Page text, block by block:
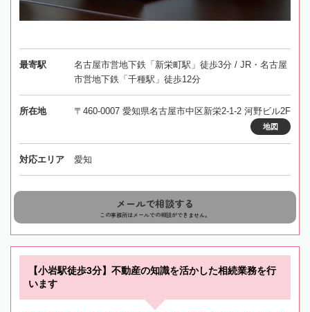
最寄駅
名古屋市営地下鉄「新栄町駅」徒歩3分 / JR・名古屋
市営地下鉄「千種駅」徒歩12分
所在地 〒460-0007 愛知県名古屋市中区新栄2-1-2 河野ビル2F
地図
対応エリア 愛知
メールで相談する
この事務所はメールでの相談ができません。
【小岩駅徒歩3分】不動産の知識を活かした相続業務を行
います